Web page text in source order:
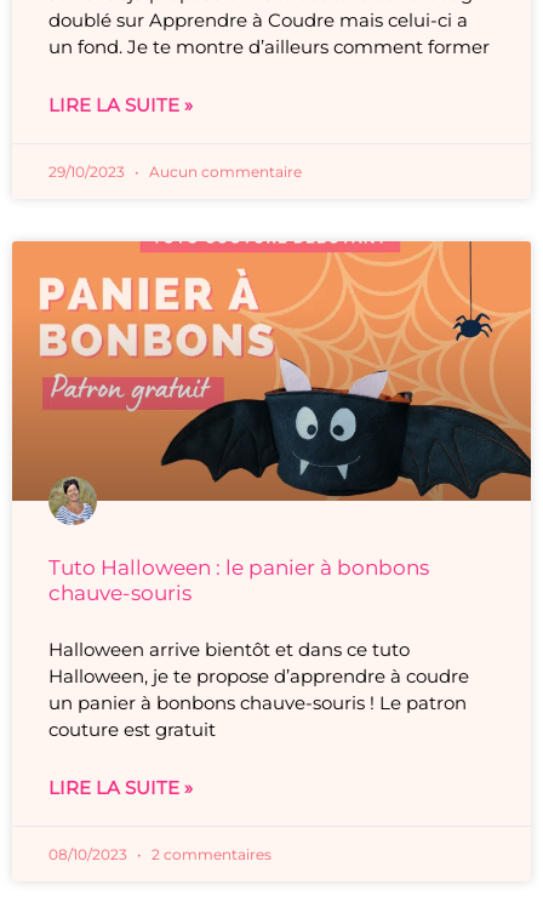
doublé sur Apprendre à Coudre mais celui-ci a
un fond. Je te montre d’ailleurs comment former
LIRE LA SUITE »
29/10/2023 Aucun commentaire
Tuto Halloween : le panier à bonbons
chauve-souris
Halloween arrive bientôt et dans ce tuto
Halloween, je te propose d’apprendre à coudre
un panier à bonbons chauve-souris ! Le patron
couture est gratuit
LIRE LA SUITE »
08/10/2023 2 commentaires